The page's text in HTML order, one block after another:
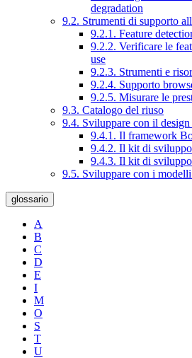
degradation
9.2. Strumenti di supporto
9.2.1. Feature
9.2.2. Verificare le
use
9.2.3. Strumenti e
9.2.4. Supporto
9.2.5. Misurare le
9.3. Catalogo del riuso
9.4. Sviluppare con il design
9.4.1. Il framework
9.4.2. Il kit di
9.4.3. Il kit di
9.5. Sviluppare con i
glossario
A
B
C
D
E
I
M
O
S
T
U